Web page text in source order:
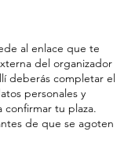
al enlace que te
del organizador
deberás completar el
personales y
confirmar tu plaza.
de que se agoten